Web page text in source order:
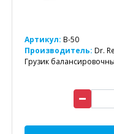
Артикул: B-50
Производитель: Dr.
Грузик